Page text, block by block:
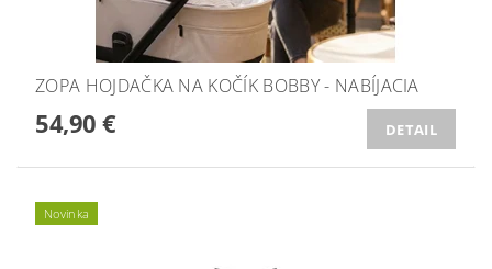
ZOPA HOJDAČKA NA KOČÍK BOBBY - NABÍJACIA
54,90 € DETAIL
Novinka